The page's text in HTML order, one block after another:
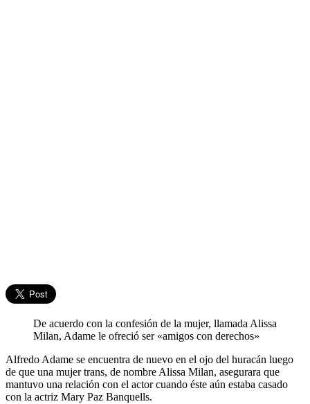
De acuerdo con la confesión de la mujer, llamada Alissa
Milan, Adame le ofreció ser «amigos con derechos»
Alfredo Adame se encuentra de nuevo en el ojo del huracán luego
de que una mujer trans, de nombre Alissa Milan, asegurara que
mantuvo una relación con el actor cuando éste aún estaba casado
con la actriz Mary Paz Banquells.